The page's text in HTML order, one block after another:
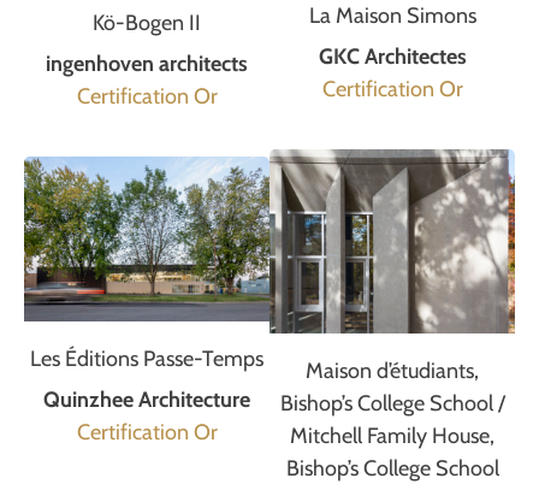
Kö-Bogen II
ingenhoven architects
Certification Or
Les Éditions Passe-Temps
Quinzhee Architecture
Certification Or
La Maison Simons
GKC Architectes
Certification Or
Maison d’étudiants,
Bishop’s College School /
Mitchell Family House,
Bishop’s College School